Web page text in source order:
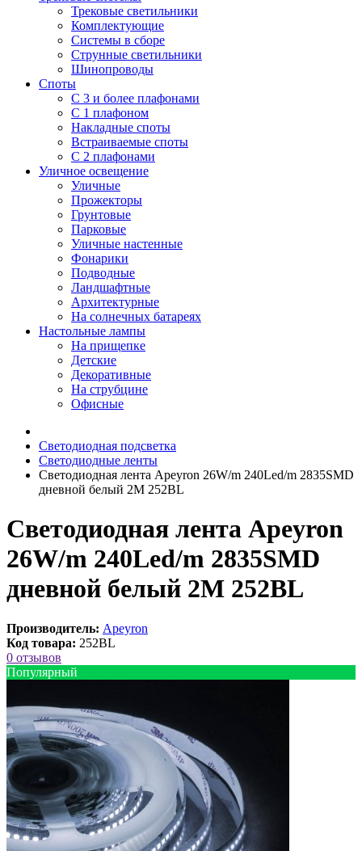
Трековые светильники
Комплектующие
Системы в сборе
Струнные светильники
Шинопроводы
Споты
С 3 и более плафонами
С 1 плафоном
Накладные споты
Встраиваемые споты
С 2 плафонами
Уличное освещение
Уличные
Прожекторы
Грунтовые
Парковые
Уличные настенные
Фонарики
Подводные
Ландшафтные
Архитектурные
На солнечных батареях
Настольные лампы
На прищепке
Детские
Декоративные
На струбцине
Офисные
Светодиодная подсветка
Светодиодные ленты
Светодиодная лента Apeyron 26W/m 240Led/m 2835SMD
дневной белый 2M 252BL
Светодиодная лента Apeyron
26W/m 240Led/m 2835SMD
дневной белый 2M 252BL
Производитель: Apeyron
Код товара: 252BL
0 отзывов
Популярный